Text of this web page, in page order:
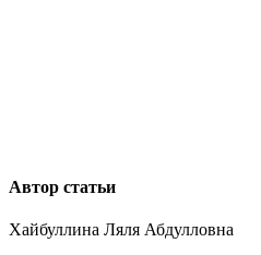
Автор статьи
Хайбуллина Ляля Абдулловна